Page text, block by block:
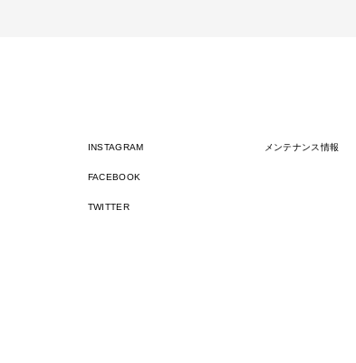
INSTAGRAM
FACEBOOK
TWITTER
メンテナンス情報